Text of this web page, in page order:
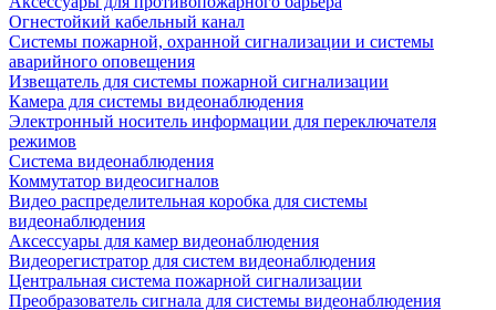
Огнестойкий кабельный канал
Системы пожарной, охранной сигнализации и системы
аварийного оповещения
Извещатель для системы пожарной сигнализации
Камера для системы видеонаблюдения
Электронный носитель информации для переключателя
режимов
Система видеонаблюдения
Коммутатор видеосигналов
Видео распределительная коробка для системы
видеонаблюдения
Аксессуары для камер видеонаблюдения
Видеорегистратор для систем видеонаблюдения
Центральная система пожарной сигнализации
Преобразователь сигнала для системы видеонаблюдения